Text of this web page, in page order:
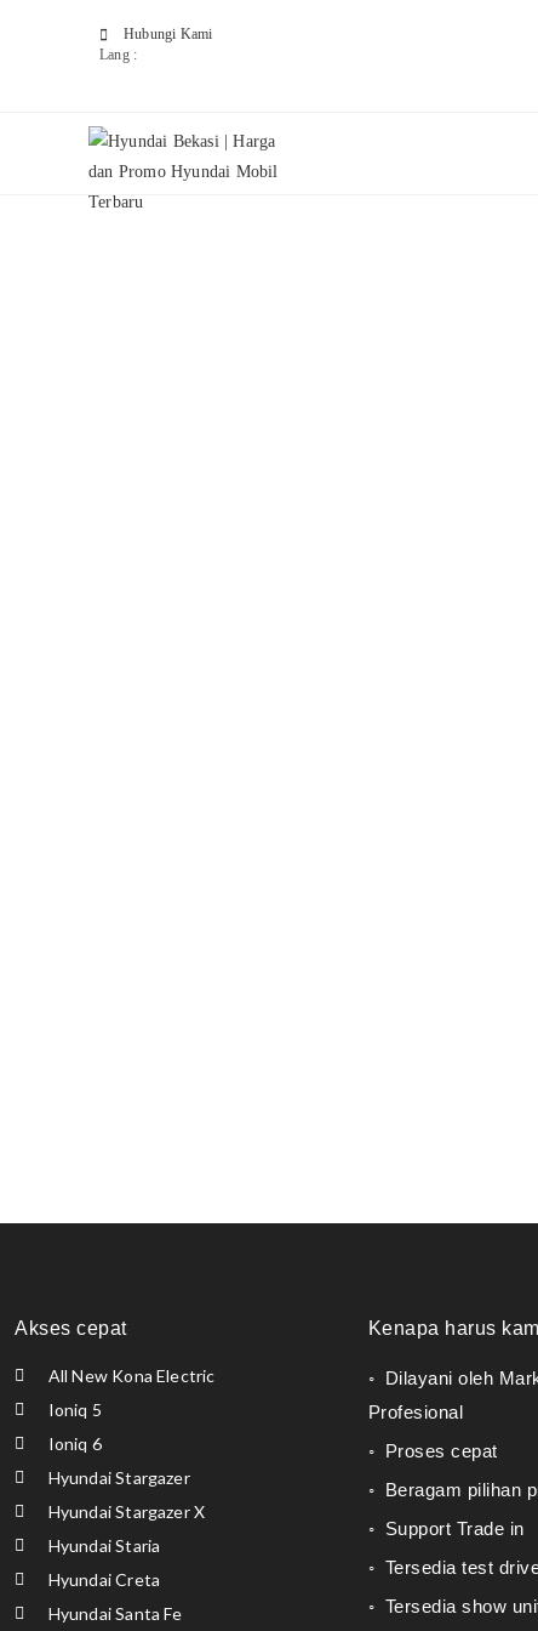
Hubungi Kami
Lang :
Akses cepat
All New Kona Electric
Ioniq 5
Ioniq 6
Hyundai Stargazer
Hyundai Stargazer X
Hyundai Staria
Hyundai Creta
Hyundai Santa Fe
Kenapa harus
◦ Dilayani oleh
Profesional
◦ Proses cepat
◦ Beragam pilihan
◦ Support Trade in
◦ Tersedia test
◦ Tersedia show